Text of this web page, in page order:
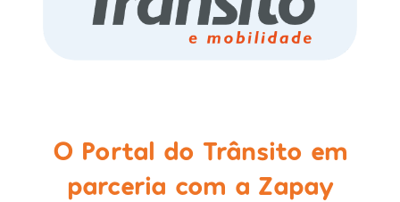
O Portal do Trânsito em
parceria com a Zapay